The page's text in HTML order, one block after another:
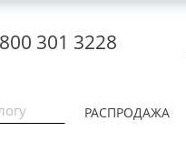
301 3228
РАСПРОДАЖА